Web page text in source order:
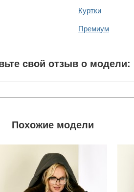
Куртки
Премиум
свой отзыв о модели:
Похожие модели